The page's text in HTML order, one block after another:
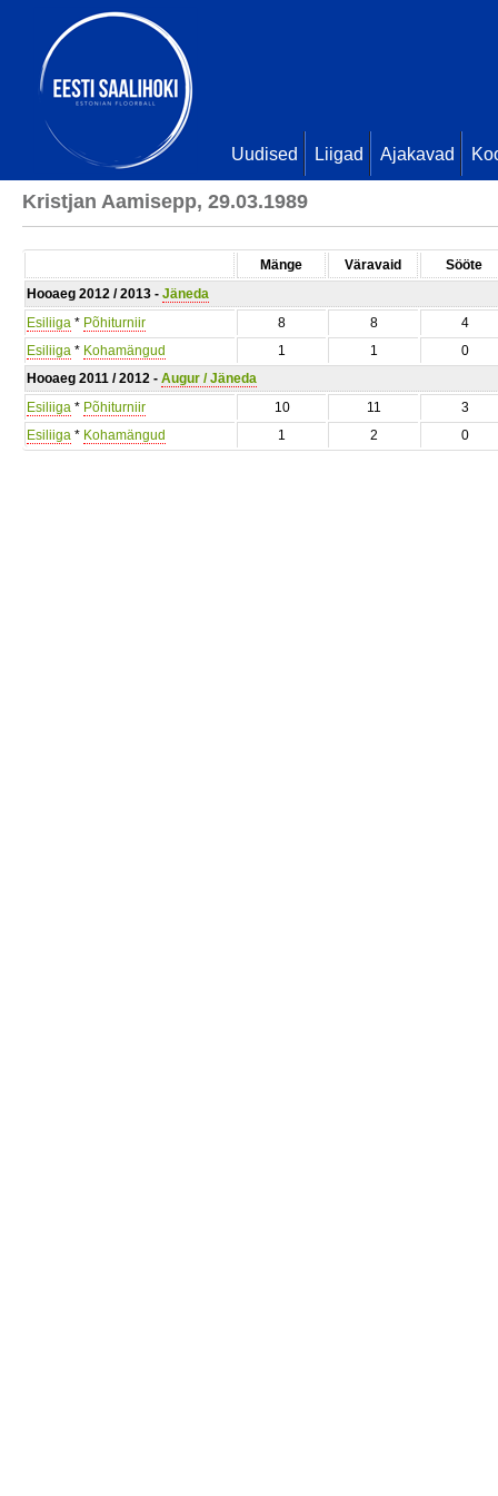
Uudised Liigad Ajakavad
Kristjan Aamisepp, 29.03.1989
Mänge Väravaid
Sööte
Hooaeg 2012 / 2013 - Jäneda
Esiliiga * Põhiturniir 8 8
4
Esiliiga * Kohamängud 1 1
0
Hooaeg 2011 / 2012 - Augur / Jäneda
Esiliiga * Põhiturniir 10 11
3
Esiliiga * Kohamängud 1 2 0